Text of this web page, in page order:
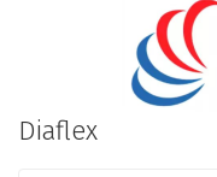
Diaflex